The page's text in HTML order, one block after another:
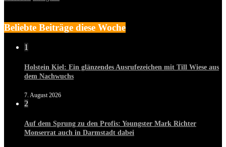
Beliebte Beiträge diese Woche
1
Holstein Kiel: Ein glänzendes Ausrufezeichen mit Till Wiese aus
dem Nachwuchs
7. August 2026
2
Auf dem Sprung zu den Profis: Youngster Mark Richter
Monserrat auch in Darmstadt dabei